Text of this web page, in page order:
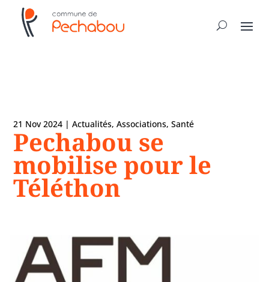
21 Nov 2024 |Actualités,Associations,Santé
Pechabou se
mobilise pour le
Téléthon